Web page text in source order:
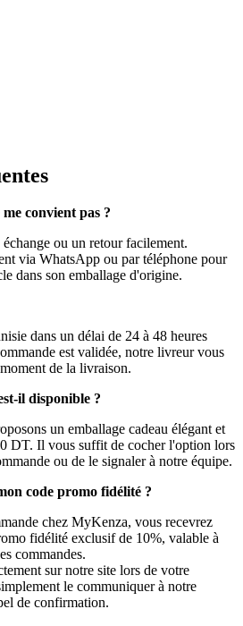
convient pas ?
ou un retour facilement.
via WhatsApp ou par téléphone pour
dans son emballage d'origine.
dans un délai de 24 à 48 heures
est validée, notre livreur vous
de la livraison.
il disponible ?
un emballage cadeau élégant et
DT. Il vous suffit de cocher l'option lors
ou de le signaler à notre équipe.
code promo fidélité ?
chez MyKenza, vous recevrez
fidélité exclusif de 10%, valable à
commandes.
sur notre site lors de votre
le communiquer à notre
de confirmation.